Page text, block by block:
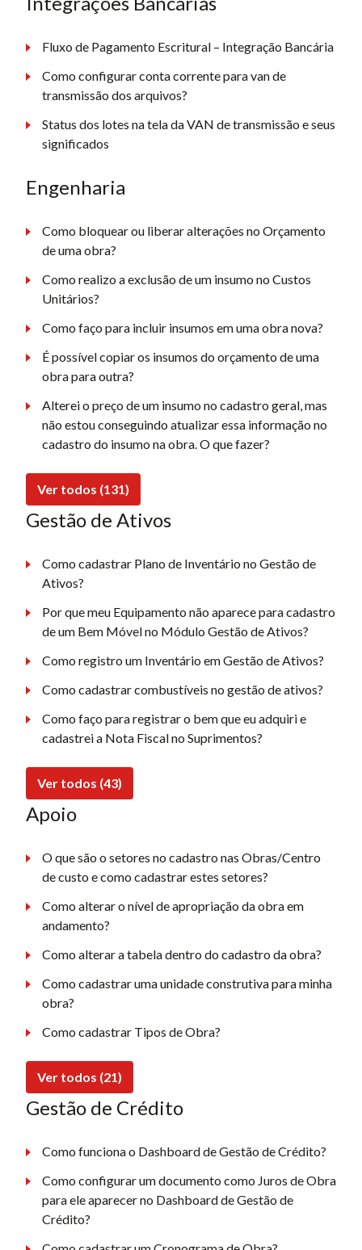
Fluxo de Pagamento Escritural – Integração Bancária
Como configurar conta corrente para van de
transmissão dos arquivos?
Status dos lotes na tela da VAN de transmissão e seus
significados
Engenharia
Como bloquear ou liberar alterações no Orçamento
de uma obra?
Como realizo a exclusão de um insumo no Custos
Unitários?
Como faço para incluir insumos em uma obra nova?
É possível copiar os insumos do orçamento de uma
obra para outra?
Alterei o preço de um insumo no cadastro geral, mas
não estou conseguindo atualizar essa informação no
cadastro do insumo na obra. O que fazer?
Ver todos (131)
Gestão de Ativos
Como cadastrar Plano de Inventário no Gestão de
Ativos?
Por que meu Equipamento não aparece para cadastro
de um Bem Móvel no Módulo Gestão de Ativos?
Como registro um Inventário em Gestão de Ativos?
Como cadastrar combustíveis no gestão de ativos?
Como faço para registrar o bem que eu adquiri e
cadastrei a Nota Fiscal no Suprimentos?
Ver todos (43)
Apoio
O que são o setores no cadastro nas Obras/Centro
de custo e como cadastrar estes setores?
Como alterar o nível de apropriação da obra em
andamento?
Como alterar a tabela dentro do cadastro da obra?
Como cadastrar uma unidade construtiva para minha
obra?
Como cadastrar Tipos de Obra?
Ver todos (21)
Gestão de Crédito
Como funciona o Dashboard de Gestão de Crédito?
Como configurar um documento como Juros de Obra
para ele aparecer no Dashboard de Gestão de
Crédito?